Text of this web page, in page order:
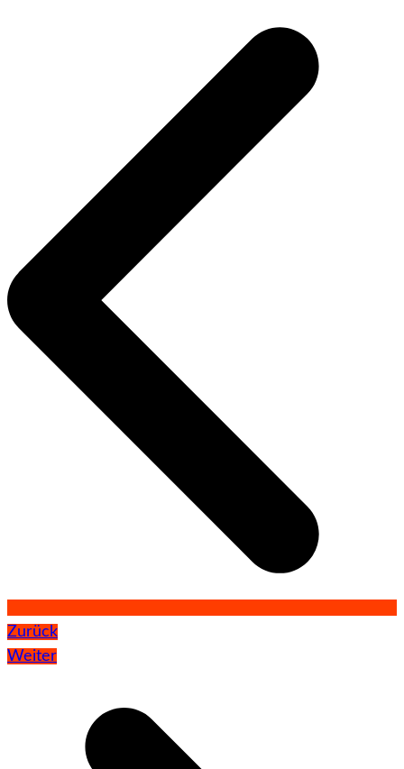
Zurück
Weiter